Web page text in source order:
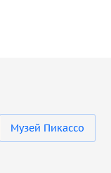
Музей Пикассо